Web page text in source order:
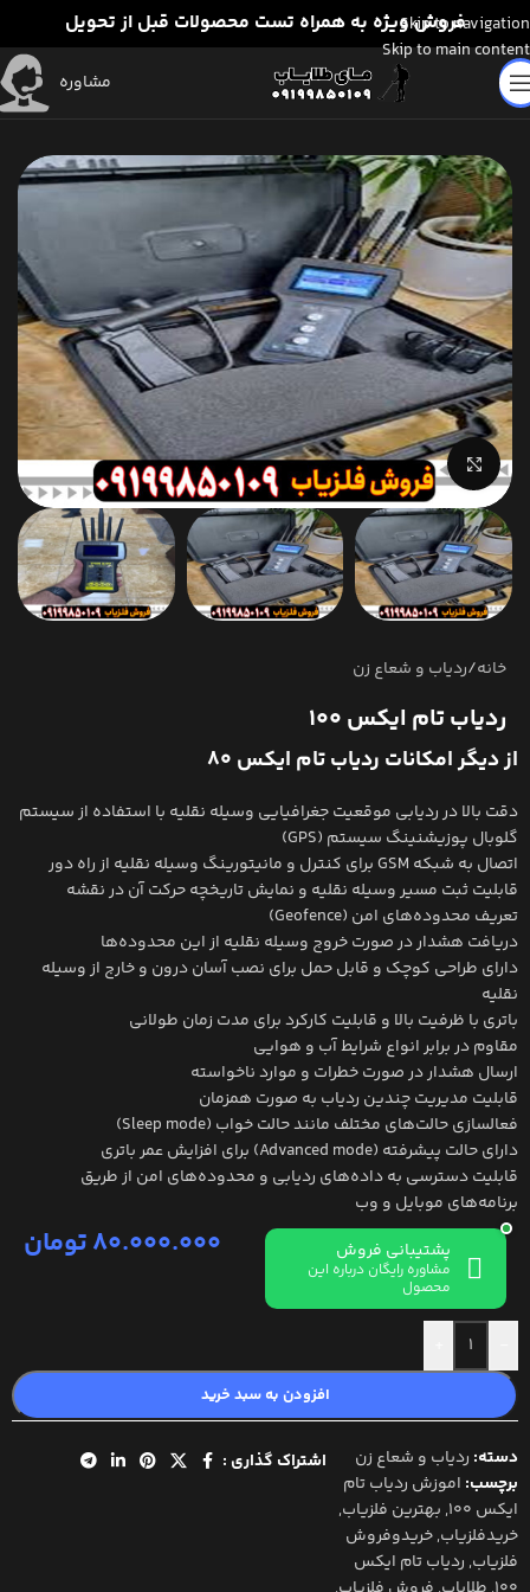
Skip to navigation
Skip to main content
فروش ویژه به همراه تست محصولات قبل از تحویل
مشاوره
برای بزرگنمایی کلیک کنید
خانه/ردیاب و شعاع زن
ردیاب تام ایکس 100
از دیگر امکانات ردیاب تام ایکس ۸۰
دقت بالا در ردیابی موقعیت جغرافیایی وسیله نقلیه با استفاده از سیستم
گلوبال پوزیشنینگ سیستم (GPS)
اتصال به شبکه GSM برای کنترل و مانیتورینگ وسیله نقلیه از راه دور
قابلیت ثبت مسیر وسیله نقلیه و نمایش تاریخچه حرکت آن در نقشه
تعریف محدوده‌های امن (Geofence)
دریافت هشدار در صورت خروج وسیله نقلیه از این محدوده‌ها
دارای طراحی کوچک و قابل حمل برای نصب آسان درون و خارج از وسیله
نقلیه
باتری با ظرفیت بالا و قابلیت کارکرد برای مدت زمان طولانی
مقاوم در برابر انواع شرایط آب و هوایی
ارسال هشدار در صورت خطرات و موارد ناخواسته
قابلیت مدیریت چندین ردیاب به ‌صورت همزمان
فعالسازی حالت‌های مختلف مانند حالت خواب (Sleep mode)
دارای حالت پیشرفته (Advanced mode) برای افزایش عمر باتری
قابلیت دسترسی به داده‌های ردیابی و محدوده‌های امن از طریق
برنامه‌های موبایل و وب
پشتیبانی فروش
مشاوره رایگان درباره این
محصول
80.000.000تومان
افزودن به سبد خرید
دسته: ردیاب و شعاع زن
برچسب: اموزش ردیاب تام
ایکس 100
, بهترین فلزیاب,
خریدفلزیاب,خریدوفروش
فلزیاب, ردیاب تام ایکس
اشتراک گذاری :